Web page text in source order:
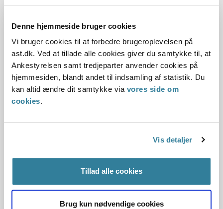
Denne hjemmeside bruger cookies
Vi bruger cookies til at forbedre brugeroplevelsen på
ast.dk. Ved at tillade alle cookies giver du samtykke til, at
Ankestyrelsen samt tredjeparter anvender cookies på
hjemmesiden, blandt andet til indsamling af statistik. Du
kan altid ændre dit samtykke via vores side om
cookies.
Vis detaljer
Tillad alle cookies
Brug kun nødvendige cookies
ansøgerne ikke havde særlige udannelses- eller
omsorgen for et barn med særlige behov, var det nævnets
opfattelse, at de gennem forløbet med det første barn
havde erhvervet de nødvendige kvalifikationer hertil.
Ansøgerne havde således formået at håndtere et fysisk
handicap og heraf følgende operationer og indlæggelser,
selvom de var uforberedte herpå ved modtagelsen af
barnet.
Nævnet bemærkede over for ansøgerne, at der ikke var
taget stilling til, om de kunne godkendes som adoptanter i
fase 3, da dette ville bero på en konkret vurdering af deres
ressourcer i relation til at skulle integrere et barn med
særlige behov i familien. Herunder skulle det også indgå i
fase 3 vurderingen, hvilke særlige behov hos et barn, som
ansøgerne kunne være indstillede på at acceptere.